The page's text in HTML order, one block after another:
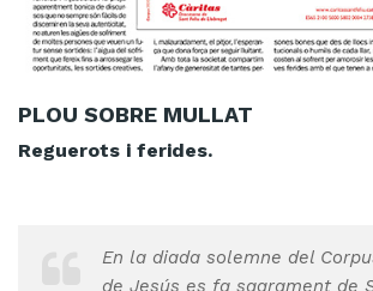
PLOU SOBRE MULLAT
Reguerots i ferides.
En la diada solemne del
de Jesús es fa sagrament de